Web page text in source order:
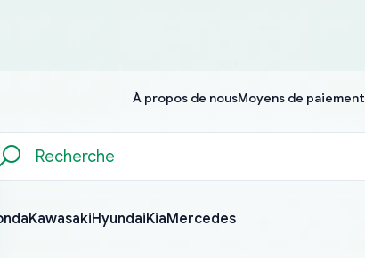
À propos de nousMoyens de paiement
KawasakiHyundaiKiaMercedes